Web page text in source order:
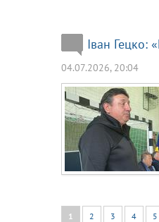
Іван Гецко:
04.07.2026, 20:04
1 2 3 4 5